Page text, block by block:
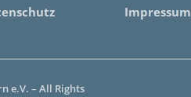
Impressum
e.V. – All Rights